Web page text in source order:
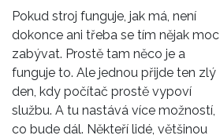
Pokud stroj funguje, jak má, není
dokonce ani třeba se tím nějak moc
zabývat. Prostě tam něco je a
funguje to. Ale jednou přijde ten zlý
den, kdy počítač prostě vypoví
službu. A tu nastává více možností,
co bude dál. Někteří lidé, většinou